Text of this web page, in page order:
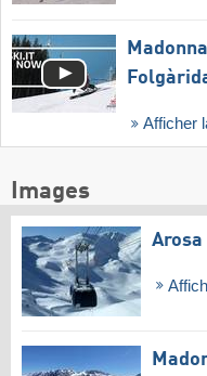
Afficher
Images